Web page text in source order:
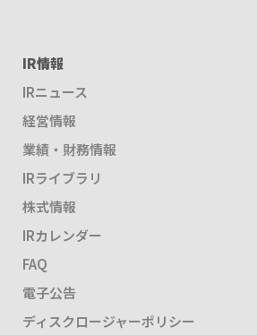
IR情報
IRニュース
経営情報
業績・財務情報
IRライブラリ
株式情報
IRカレンダー
FAQ
電子公告
ディスクロージャーポリシー